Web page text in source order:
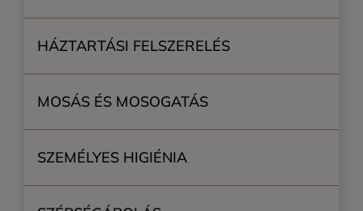
HÁZTARTÁSI FELSZERELÉS
MOSÁS ÉS MOSOGATÁS
SZEMÉLYES HIGIÉNIA